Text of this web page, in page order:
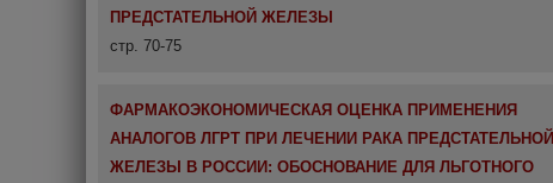
ПРЕДСТАТЕЛЬНОЙ ЖЕЛЕЗЫ
стр. 70-75
ФАРМАКОЭКОНОМИЧЕСКАЯ ОЦЕНКА ПРИМЕНЕНИЯ
АНАЛОГОВ ЛГРТ ПРИ ЛЕЧЕНИИ РАКА ПРЕДСТАТЕЛЬНОЙ
ЖЕЛЕЗЫ В РОССИИ: ОБОСНОВАНИЕ ДЛЯ ЛЬГОТНОГО